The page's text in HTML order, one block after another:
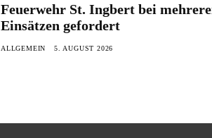
Feuerwehr St. Ingbert bei
Einsätzen gefordert
ALLGEMEIN 5. AUGUST 2026